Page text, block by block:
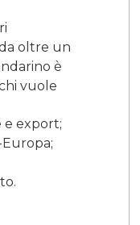
oltre un
è
vuole
e export;